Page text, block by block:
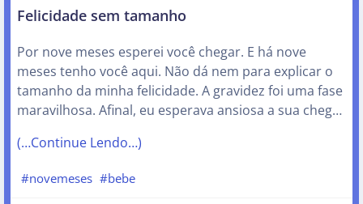
Felicidade sem tamanho
Por nove meses esperei você chegar. E há nove
meses tenho você aqui. Não dá nem para explicar o
tamanho da minha felicidade. A gravidez foi uma fase
maravilhosa. Afinal, eu esperava ansiosa a sua cheg…
(…Continue Lendo…)
#novemeses #bebe